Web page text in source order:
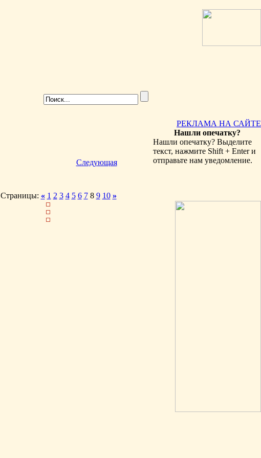
Следующая
Страницы: « 1 2 3 4 5 6 78 9 10 »
РЕКЛАМА НА САЙТЕ
Нашли опечатку?
Нашли опечатку? Выделите
текст, нажмите Shift + Enter и
отправьте нам уведомление.